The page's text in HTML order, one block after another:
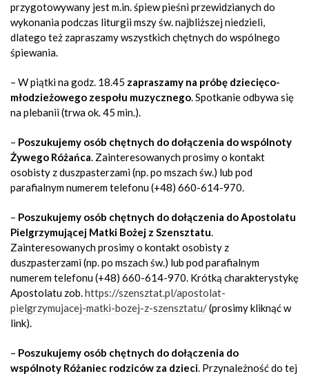
przygotowywany jest m.in. śpiew pieśni przewidzianych do
wykonania podczas liturgii mszy św. najbliższej niedzieli,
dlatego też zapraszamy wszystkich chętnych do wspólnego
śpiewania.
– W piątki na godz. 18.45 zapraszamy na próbę dziecięco-
młodzieżowego zespołu muzycznego. Spotkanie odbywa się
na plebanii (trwa ok. 45 min.).
– Poszukujemy osób chętnych do dołączenia do wspólnoty
Żywego Różańca. Zainteresowanych prosimy o kontakt
osobisty z duszpasterzami (np. po mszach św.) lub pod
parafialnym numerem telefonu (+48) 660-614-970.
– Poszukujemy osób chętnych do dołączenia do Apostolatu
Pielgrzymującej Matki Bożej z Szensztatu.
Zainteresowanych prosimy o kontakt osobisty z
duszpasterzami (np. po mszach św.) lub pod parafialnym
numerem telefonu (+48) 660-614-970. Krótką charakterystykę
Apostolatu zob.https://szensztat.pl/apostolat-
pielgrzymujacej-matki-bozej-z-szensztatu/(prosimy kliknąć w
link).
– Poszukujemy osób chętnych do dołączenia do
wspólnoty Różaniec rodziców za dzieci. Przynależność do tej